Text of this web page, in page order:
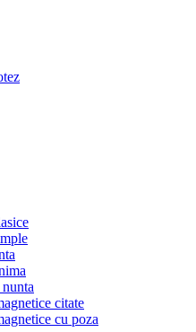
citate
cu poza